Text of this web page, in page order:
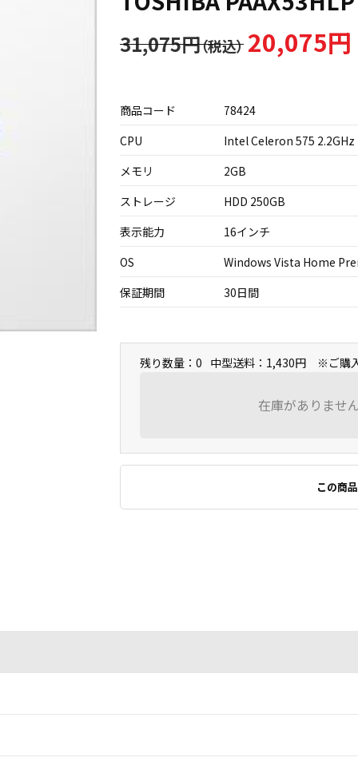
20,075円
31,075円
商品コード
78424
CPU
Intel Celeron 575 2.2GHz
メモリ
2GB
ストレージ
HDD 250GB
表示能力
16インチ
OS
Windows Vista Home
保証期間
30日間
残り数量：0 中型送料：1,430円 ※ご購
在庫がありませ
この商